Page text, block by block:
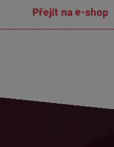
Přejít na e-shop